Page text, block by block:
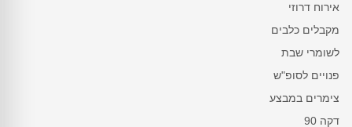
אירוח דרוזי
מקבלים כלבים
לשומרי שבת
פנויים לסופ"ש
צימרים במבצע
דקה 90